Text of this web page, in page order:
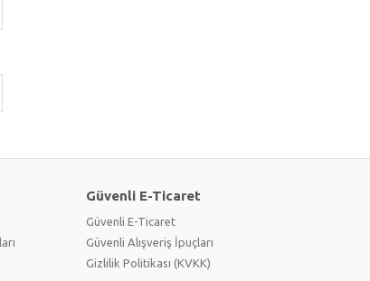
Güvenli E-Ticaret
Güvenli E-Ticaret
Güvenli Alışveriş İpuçları
Gizlilik Politikası (KVKK)